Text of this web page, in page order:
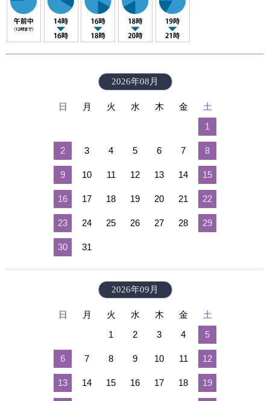
2026年08月
日 月 火 水 木 金
土
1
2 3 4 5 6 7 8
9 10 11 12 13 14 15
16 17 18 19 20 21 22
23 24 25 26 27 28 29
30 31
2026年09月
日 月 火 水 木 金
土
1
2 3 4 5
6 7 8 9 10 11 12
13 14 15 16 17 18 19